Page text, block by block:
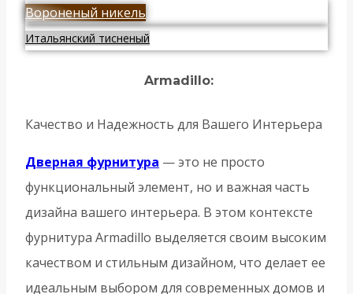
Вороненый никель
Итальянский тисненый
Armadillo:
Качество и Надежность для Вашего Интерьера
Дверная фурнитура — это не просто
функциональный элемент, но и важная часть
дизайна вашего интерьера. В этом контексте
фурнитура Armadillo выделяется своим высоким
качеством и стильным дизайном, что делает ее
идеальным выбором для современных домов и